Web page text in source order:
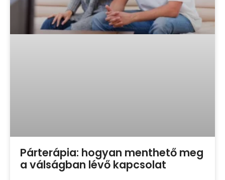
Párterápia: hogyan menthető meg
a válságban lévő kapcsolat